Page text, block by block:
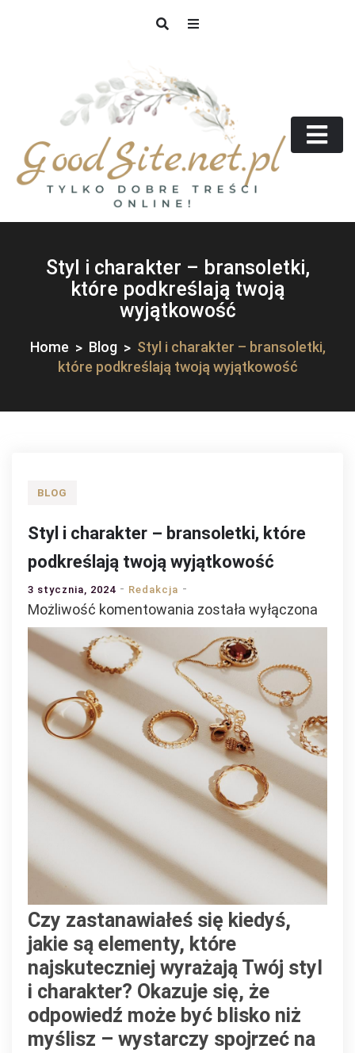
GoodSite.net.pl
Tylko dobre treści online!
Styl i charakter – bransoletki,
które podkreślają twoją
wyjątkowość
Home Blog
Styl i charakter – bransoletki,
które podkreślają twoją wyjątkowość
BLOG
Styl i charakter – bransoletki, które
podkreślają twoją wyjątkowość
3 stycznia, 2024 Redakcja
Możliwość komentowania Styl
i
charakter
–
bransoletki,
które
podkreślają
twoją
wyjątkowość
została wyłączona
Czy zastanawiałeś się kiedyś,
jakie są elementy, które
najskuteczniej wyrażają Twój styl
i charakter? Okazuje się, że
odpowiedź może być blisko niż
myślisz – wystarczy spojrzeć na